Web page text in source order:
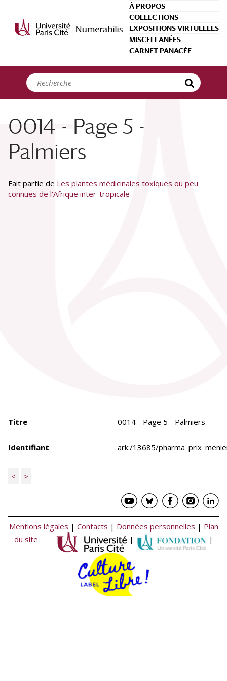
À PROPOS
COLLECTIONS
EXPOSITIONS VIRTUELLES
MISCELLANÉES
CARNET PANACÉE
0014 - Page 5 -
Palmiers
Fait partie de Les plantes médicinales toxiques ou peu
connues de l'Afrique inter-tropicale
Titre 0014 - Page 5 - Palmiers
Identifiant ark:/13685/
< >
Mentions légales | Contacts | Données personnelles | Plan
du site
| |